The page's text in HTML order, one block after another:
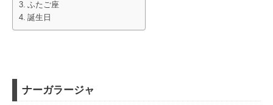
ふたご座
誕生日
ナーガラージャ